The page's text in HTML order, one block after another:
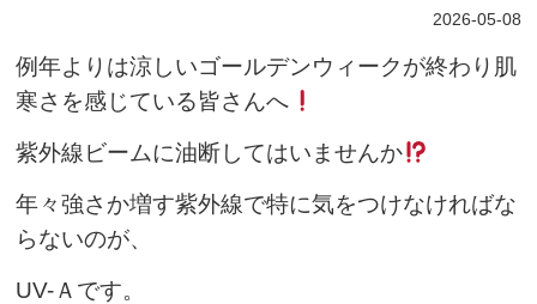
2026-05-08
例年よりは涼しいゴールデンウィークが終わり肌
寒さを感じている皆さんへ
紫外線ビームに油断してはいませんか
年々強さか増す紫外線で特に気をつけなければな
らないのが、
UV-Ａです。